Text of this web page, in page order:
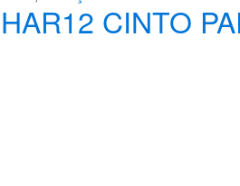
HAR12 CINTO